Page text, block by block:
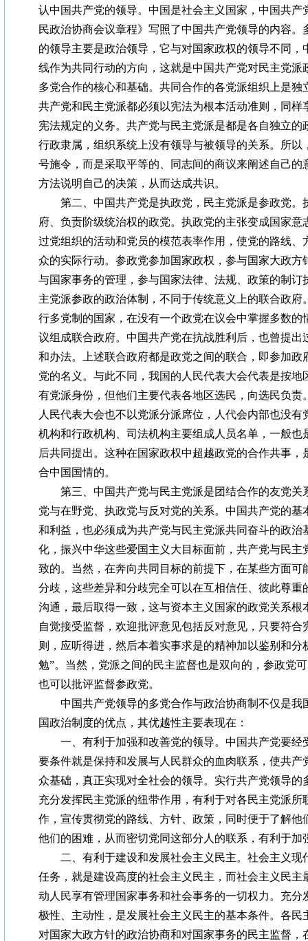
认中国共产党的领导。中国是社会主义国家，中国共产
民政治协商会议章程》写照了中国共产党领导的内容。
的领导主要是政治领导，它与对国家政权的领导不同，
线作为共同行动的方向，这就是中国共产党对民主党派
多党合作的核心和基础。共同合作的各党派组织上是独
共产党和民主党派都必须以宪法为根本活动准则，同样
宪法规定的义务。共产党与民主党派是都是各自独立的
行政隶属，组织系统上没有领导与被领导的关系。所以
号施令，而是采取平等的、同志间的商议来阐述自己的
方法说明自己的决策，从而达成共识。
第二、中国共产党是执政党，民主党派是参政党。
府、负责阶级统治权的政党。执政党的主张变成国家意
过党组织的活动和党员的模范表率作用，使党的路线、
众的实际行动。参政党参加国家政权，参与国家大政方
与国家事务的管理，参与国家法律、法规、政策的制订
主党派参政的政治体制，不同于传统意义上的联合政府
行多党制的国家，在没有一个政党在议会中掌握多数的
议组成联合政府。中国共产党在抗战胜利后，也曾提出
和办法。上述联合政府都是政党之间的联合，即参加政
党的名义。与此不同，我国的人民代表大会代表是按地
有党派身份，但他们主要代表各地区选民，向选民负责
人民代表大会也不以党派分派席位，人代会内部也没有
机构和行政机构、司法机构主要组成人员名单，一般也
后共同提出。这种在国家政权中超越政党的合作共事，
合中国国情的。
第三、中国共产党与民主党派是团结合作的友党关
党与在野党、执政党与反对党的关系。中国共产党的基
和利益，也必须成为共产党与民主党派共同奋斗的政治
化，振兴中华这些爱国主义大目标面前，共产党与民主
致的。当然，在奔向共同目标的前提下，在某些方面可
分歧，这些差异和分歧完全可以在互相信任、彼此尊重
沟通，最后取得一致，这与资本主义国家的政党关系根
自觉接受监督，欢迎批评意见包括反对意见，只要符合
则，应听得进，然后本着实事求是的精神加以鉴别和分
勉”。当然，党派之间的民主监督也是双向的，参政党
也可以批评监督参政党。
中国共产党领导的多党合作与政治协商制不仅是我
国政治制度的优点，其优越性主要表现在：
一、有利于加强和改善党的领导。中国共产党要经
要条件就是保持和发展与人民群众的血肉联系，使共产
众基础，真正实现对全社会的领导。实行共产党领导的
充分发挥民主党派的纽带作用，有利于对各民主党派所
作，宣传贯彻党的路线、方针、政策，同时便于了解他
他们的困难，从而密切党同这部分人的联系，有利于加
二、有利于建设和发展社会主义民主。社会主义现
任务，就是建设高度的社会主义民主，而社会主义民主
动人民享有管理国家事务和社会事务的一切权力。充分
极性、主动性，是发展社会主义民主的基本条件。各民
对国家大政方针的政治协商和对国家事务的民主监督，